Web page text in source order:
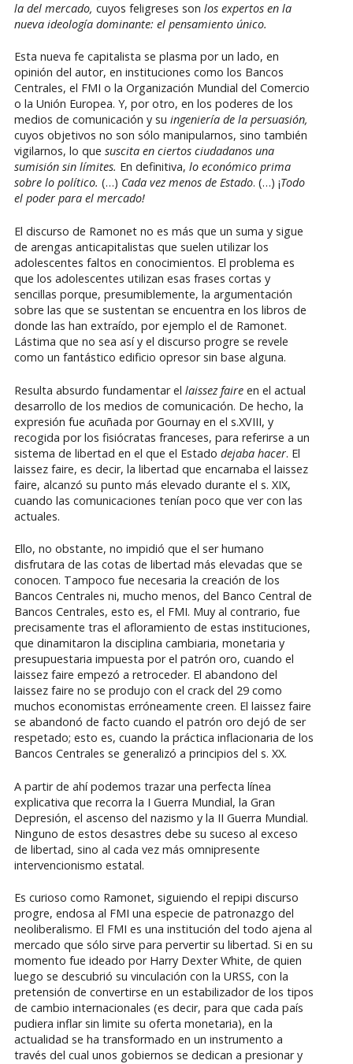
la del mercado, cuyos feligreses son los expertos en la
nueva ideología dominante: el pensamiento único.
Esta nueva fe capitalista se plasma por un lado, en
opinión del autor, en instituciones como los Bancos
Centrales, el FMI o la Organización Mundial del Comercio
o la Unión Europea. Y, por otro, en los poderes de los
medios de comunicación y su ingeniería de la persuasión,
cuyos objetivos no son sólo manipularnos, sino también
vigilarnos, lo que suscita en ciertos ciudadanos una
sumisión sin límites. En definitiva, lo económico prima
sobre lo político. (…) Cada vez menos de Estado. (…) ¡Todo
el poder para el mercado!
El discurso de Ramonet no es más que un suma y sigue
de arengas anticapitalistas que suelen utilizar los
adolescentes faltos en conocimientos. El problema es
que los adolescentes utilizan esas frases cortas y
sencillas porque, presumiblemente, la argumentación
sobre las que se sustentan se encuentra en los libros de
donde las han extraído, por ejemplo el de Ramonet.
Lástima que no sea así y el discurso progre se revele
como un fantástico edificio opresor sin base alguna.
Resulta absurdo fundamentar el laissez faireen el actual
desarrollo de los medios de comunicación. De hecho, la
expresión fue acuñada por Gournay en el s.XVIII, y
recogida por los fisiócratas franceses, para referirse a un
sistema de libertad en el que el Estado dejaba hacer. El
laissez faire, es decir, la libertad que encarnaba el laissez
faire, alcanzó su punto más elevado durante el s. XIX,
cuando las comunicaciones tenían poco que ver con las
actuales.
Ello, no obstante, no impidió que el ser humano
disfrutara de las cotas de libertad más elevadas que se
conocen. Tampoco fue necesaria la creación de los
Bancos Centrales ni, mucho menos, del Banco Central de
Bancos Centrales, esto es, el FMI. Muy al contrario, fue
precisamente tras el afloramiento de estas instituciones,
que dinamitaron la disciplina cambiaria, monetaria y
presupuestaria impuesta por el patrón oro, cuando el
laissez faire empezó a retroceder. El abandono del
laissez faire no se produjo con el crack del 29 como
muchos economistas erróneamente creen. El laissez faire
se abandonó de facto cuando el patrón oro dejó de ser
respetado; esto es, cuando la práctica inflacionaria de los
Bancos Centrales se generalizó a principios del s. XX.
A partir de ahí podemos trazar una perfecta línea
explicativa que recorra la I Guerra Mundial, la Gran
Depresión, el ascenso del nazismo y la II Guerra Mundial.
Ninguno de estos desastres debe su suceso al exceso
de libertad, sino al cada vez más omnipresente
intervencionismo estatal.
Es curioso como Ramonet, siguiendo el repipi discurso
progre, endosa al FMI una especie de patronazgo del
neoliberalismo. El FMI es una institución del todo ajena al
mercado que sólo sirve para pervertir su libertad. Si en su
momento fue ideado por Harry Dexter White, de quien
luego se descubrió su vinculación con la URSS, con la
pretensión de convertirse en un estabilizador de los tipos
de cambio internacionales (es decir, para que cada país
pudiera inflar sin limite su oferta monetaria), en la
actualidad se ha transformado en un instrumento a
través del cual unos gobiernos se dedican a presionar y